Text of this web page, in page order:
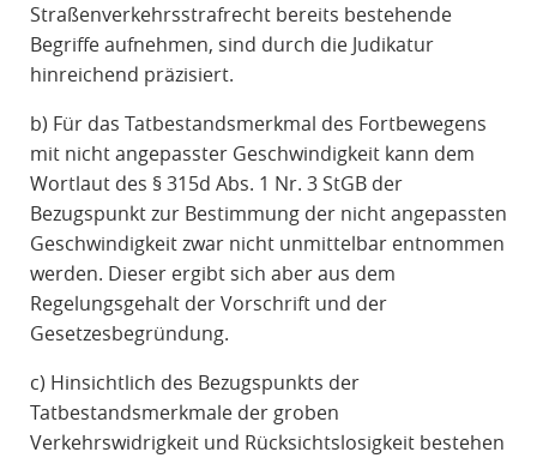
Straßenverkehrsstrafrecht bereits bestehende
Begriffe aufnehmen, sind durch die Judikatur
hinreichend präzisiert.
b) Für das Tatbestandsmerkmal des Fortbewegens
mit nicht angepasster Geschwindigkeit kann dem
Wortlaut des § 315d Abs. 1 Nr. 3 StGB der
Bezugspunkt zur Bestimmung der nicht angepassten
Geschwindigkeit zwar nicht unmittelbar entnommen
werden. Dieser ergibt sich aber aus dem
Regelungsgehalt der Vorschrift und der
Gesetzesbegründung.
c) Hinsichtlich des Bezugspunkts der
Tatbestandsmerkmale der groben
Verkehrswidrigkeit und Rücksichtslosigkeit bestehen